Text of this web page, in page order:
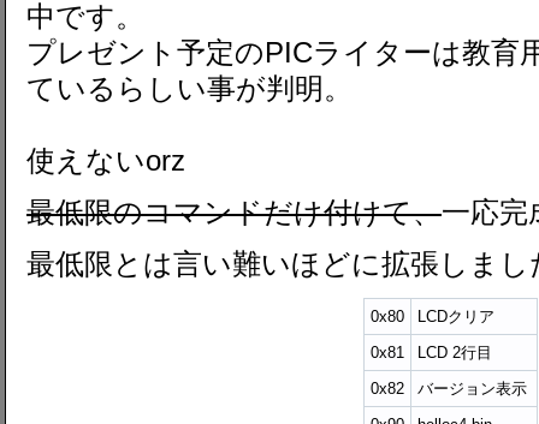
中です。
プレゼント予定のPICライターは教育
ているらしい事が判明。
使えないorz
最低限のコマンドだけ付けて、一応完
最低限とは言い難いほどに拡張しまし
0x80
LCDクリア
0x81
LCD 2行目
0x82
バージョン表示